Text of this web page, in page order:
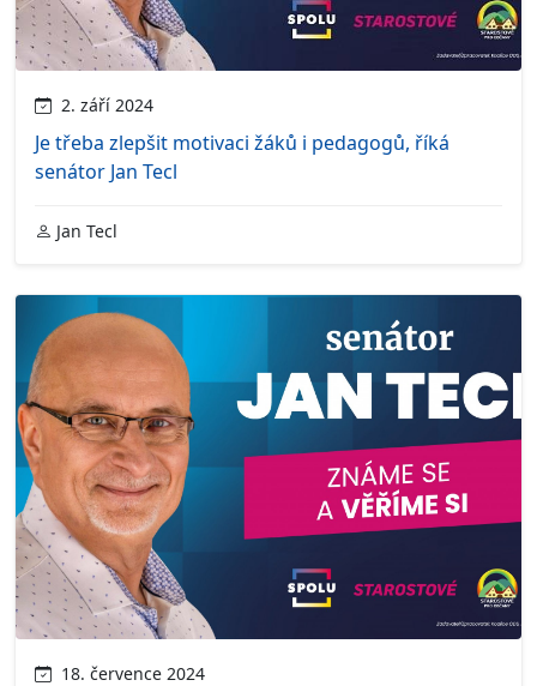
2. září 2024
Je třeba zlepšit motivaci žáků i pedagogů, říká
senátor Jan Tecl
Jan Tecl
18. července 2024